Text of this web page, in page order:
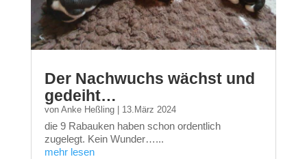
Der Nachwuchs wächst und
gedeiht…
von Anke Heßling| 13.März 2024
die 9 Rabauken haben schon ordentlich
zugelegt. Kein Wunder…...
mehr lesen